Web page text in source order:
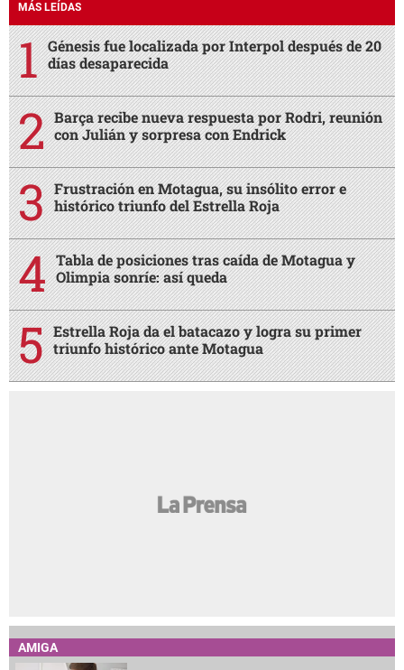
MÁS LEÍDAS
Génesis fue localizada por Interpol después de 20
días desaparecida
Barça recibe nueva respuesta por Rodri, reunión
con Julián y sorpresa con Endrick
Frustración en Motagua, su insólito error e
histórico triunfo del Estrella Roja
Tabla de posiciones tras caída de Motagua y
Olimpia sonríe: así queda
Estrella Roja da el batacazo y logra su primer
triunfo histórico ante Motagua
AMIGA